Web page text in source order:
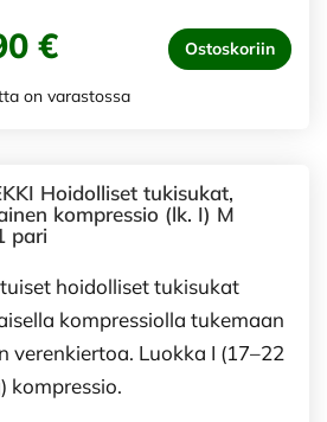
€ Ostoskoriin
on varastossa
Hoidolliset tukisukat,
kompressio (lk. I) M
pari
hoidolliset tukisukat
kompressiolla tukemaan
verenkiertoa. Luokka I (17–22
kompressio.